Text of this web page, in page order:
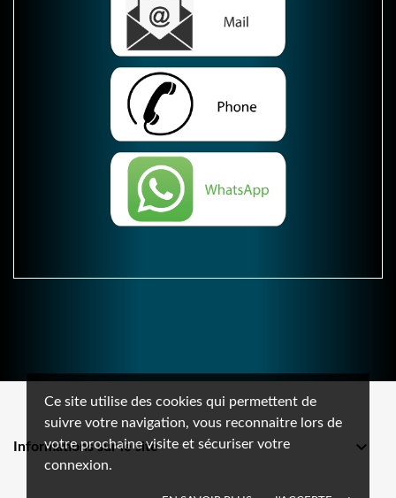
Ce site utilise des cookies qui permettent de
suivre votre navigation, vous reconnaitre lors de
votre prochaine visite et sécuriser votre
connexion.
Informations sur le site 